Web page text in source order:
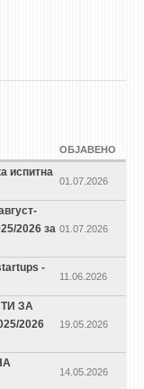
ОБЈАВЕНО
испитна
01.07.2026
2026 за 01.07.2026
-
11.06.2026
ЗА
2026
19.05.2026
14.05.2026